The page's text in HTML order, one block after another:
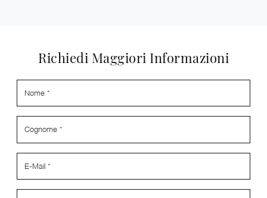
Richiedi Maggiori Informazioni